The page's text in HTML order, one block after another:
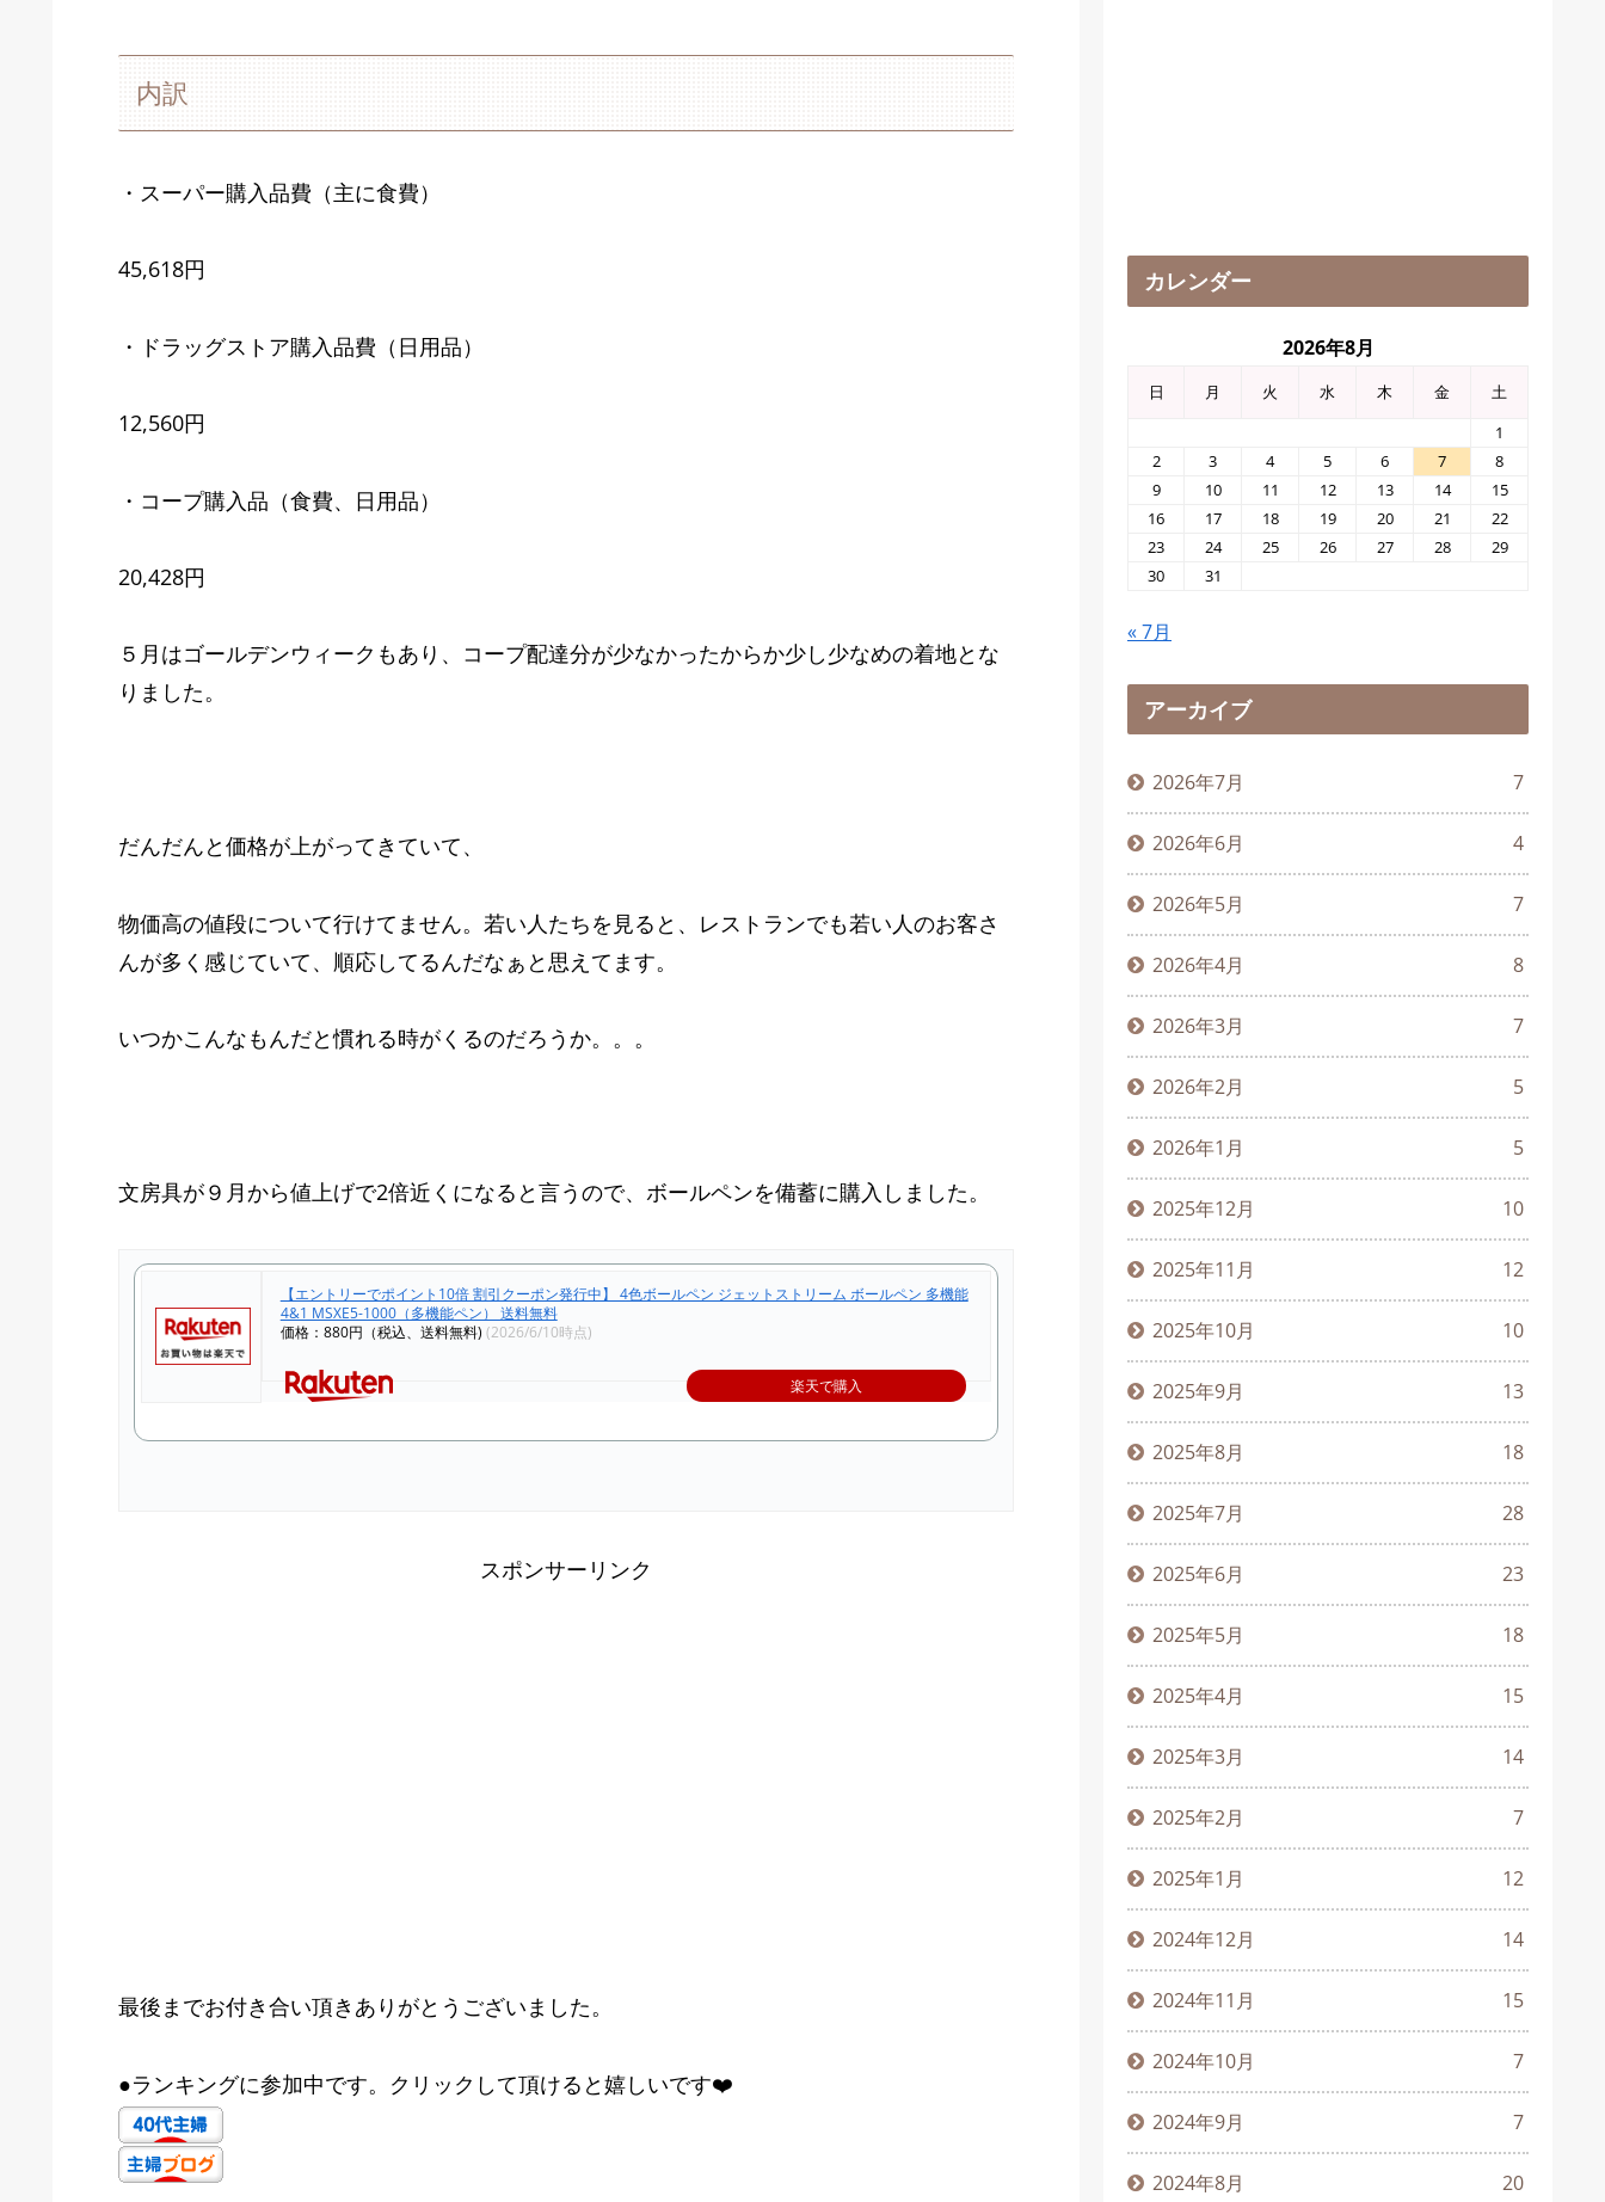
内訳
・スーパー購入品費（主に食費）
45,618円
・ドラッグストア購入品費（日用品）
12,560円
・コープ購入品（食費、日用品）
20,428円
５月はゴールデンウィークもあり、コープ配達分が少なかったからか少し少なめの着地とな
りました。
だんだんと価格が上がってきていて、
物価高の値段について行けてません。若い人たちを見ると、レストランでも若い人のお客さ
んが多く感じていて、順応してるんだなぁと思えてます。
いつかこんなもんだと慣れる時がくるのだろうか。。。
文房具が９月から値上げで2倍近くになると言うので、ボールペンを備蓄に購入しました。
【エントリーでポイント10倍 割引クーポン発行中】 4色ボールペン ジェットストリーム ボールペン 多機能
4&1 MSXE5-1000（多機能ペン） 送料無料
価格：880円（税込、送料無料) (2026/6/10時点)
楽天で購入
スポンサーリンク
最後までお付き合い頂きありがとうございました。
●ランキングに参加中です。クリックして頂けると嬉しいです❤️
カレンダー
2026年8月
日 月 火 水 木 金
土
1
2
3 4 5 6 7
8
9
10 11 12 13 14
15
16
17 18 19 20 21
22
23
24 25 26 27 28
29
30
31
« 7月
アーカイブ
2026年7月 7
2026年6月 4
2026年5月 7
2026年4月 8
2026年3月 7
2026年2月 5
2026年1月 5
2025年12月 10
2025年11月 12
2025年10月 10
2025年9月 13
2025年8月 18
2025年7月 28
2025年6月 23
2025年5月 18
2025年4月 15
2025年3月 14
2025年2月 7
2025年1月 12
2024年12月 14
2024年11月 15
2024年10月 7
2024年9月 7
2024年8月 20